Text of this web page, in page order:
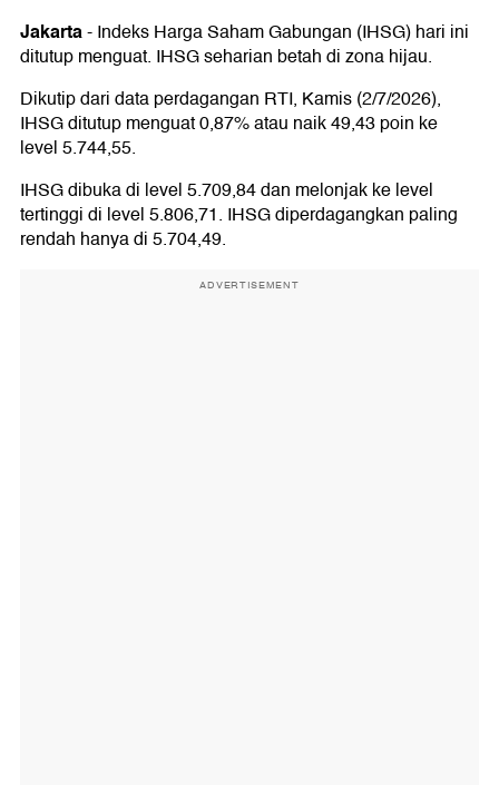
Jakarta-Indeks Harga Saham Gabungan (IHSG) hari ini
ditutup menguat. IHSG seharian betah di zona hijau.
Dikutip dari data perdagangan RTI, Kamis (2/7/2026),
IHSG ditutup menguat 0,87% atau naik 49,43 poin ke
level 5.744,55.
IHSG dibuka di level 5.709,84 dan melonjak ke level
tertinggi di level 5.806,71. IHSG diperdagangkan paling
rendah hanya di 5.704,49.
ADVERTISEMENT